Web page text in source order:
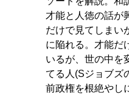
才能と人徳の話が
だけで見てしまい
に陥れる。才能だ
いるが、世の中を
てる人(Sジョブズ
前政権を根絶やし